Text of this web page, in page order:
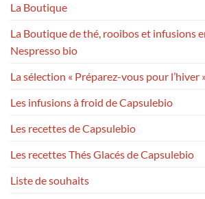
La Boutique
La Boutique de thé, rooibos et infusions
Nespresso bio
La sélection « Préparez-vous pour l’hiver
Les infusions à froid de Capsulebio
Les recettes de Capsulebio
Les recettes Thés Glacés de Capsulebio
Liste de souhaits